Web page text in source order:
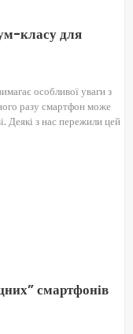
класу для
особливої уваги з
разу смартфон може
Деякі з нас пережили цей
смартфонів